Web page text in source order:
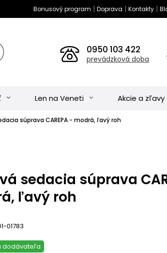
Bonusový program | Doprava | Kontakty|
0950 103 422
prevádzková doba
Len na Veneti Akcie a zľavy
súprava CAREPA - modrá, ľavý roh
sedacia súprava
ľavý roh
01783
dodávateľa